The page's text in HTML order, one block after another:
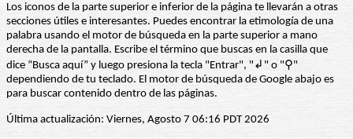
Los iconos de la parte superior e inferior de la página te llevarán a otras
secciones útiles e interesantes. Puedes encontrar la etimología de una
palabra usando el motor de búsqueda en la parte superior a mano
derecha de la pantalla. Escribe el término que buscas en la casilla que
dice “Busca aquí” y luego presiona la tecla "Entrar", "↲" o "⚲"
dependiendo de tu teclado. El motor de búsqueda de Google abajo es
para buscar contenido dentro de las páginas.
Última actualización: Viernes, Agosto 7 06:16 PDT 2026